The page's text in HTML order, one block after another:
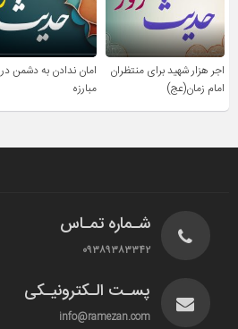
اجر هزار شهید برای منتظران
امام زمان(عج)
امان ندادن به دشمن در
مبارزه
شـماره تمـاس
۰۹۳۸۹۳۸۳۳۴۲
پسـت الـکترونیـکی
info@ramezan.com